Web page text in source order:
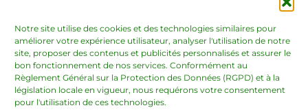
Notre site utilise des cookies et des technologies similaires pour
améliorer votre expérience utilisateur, analyser l'utilisation de notre
site, proposer des contenus et publicités personnalisés et assurer le
bon fonctionnement de nos services. Conformément au
Règlement Général sur la Protection des Données (RGPD) et à la
législation locale en vigueur, nous requérons votre consentement
pour l'utilisation de ces technologies.
Swagbucks Magic Receipts vous permet de
gagner des points SB en téléchargeant les reçus
de vos achats. Pour être crédité de votre achat,
assurez-vous de scanner le reçu et de le
télécharger sur votre compte avant d’effectuer